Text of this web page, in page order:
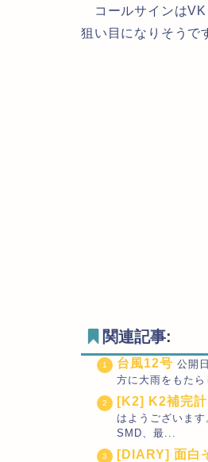
コールサインはVK
狙い目になりそう
関連記事:
台風12号 公開
方に大雨をもた
[K2] K2補完
はようございま
SMD、最...
[DIARY] 面白